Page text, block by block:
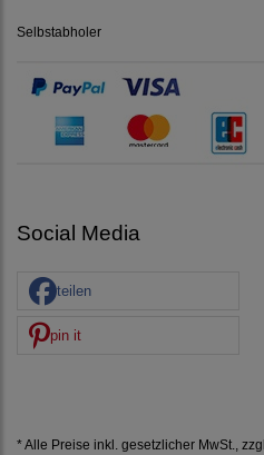
Selbstabholer
Social Media
teilen
pin it
* Alle Preise inkl. gesetzlicher MwSt., zzgl.